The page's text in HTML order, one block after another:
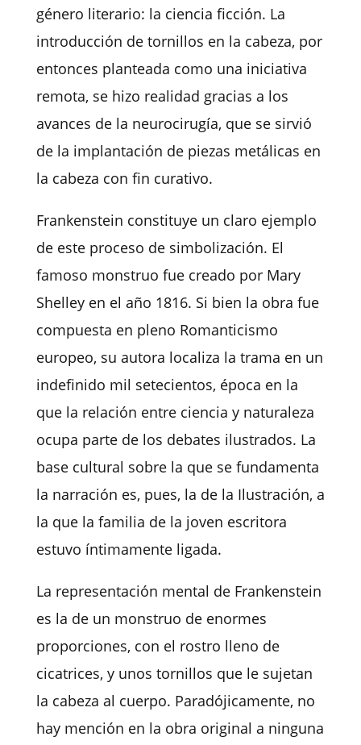
género literario: la ciencia ficción. La
introducción de tornillos en la cabeza, por
entonces planteada como una iniciativa
remota, se hizo realidad gracias a los
avances de la neurocirugía, que se sirvió
de la implantación de piezas metálicas en
la cabeza con fin curativo.
Frankenstein constituye un claro ejemplo
de este proceso de simbolización. El
famoso monstruo fue creado por Mary
Shelley en el año 1816. Si bien la obra fue
compuesta en pleno Romanticismo
europeo, su autora localiza la trama en un
indefinido mil setecientos, época en la
que la relación entre ciencia y naturaleza
ocupa parte de los debates ilustrados. La
base cultural sobre la que se fundamenta
la narración es, pues, la de la Ilustración, a
la que la familia de la joven escritora
estuvo íntimamente ligada.
La representación mental de Frankenstein
es la de un monstruo de enormes
proporciones, con el rostro lleno de
cicatrices, y unos tornillos que le sujetan
la cabeza al cuerpo. Paradójicamente, no
hay mención en la obra original a ninguna